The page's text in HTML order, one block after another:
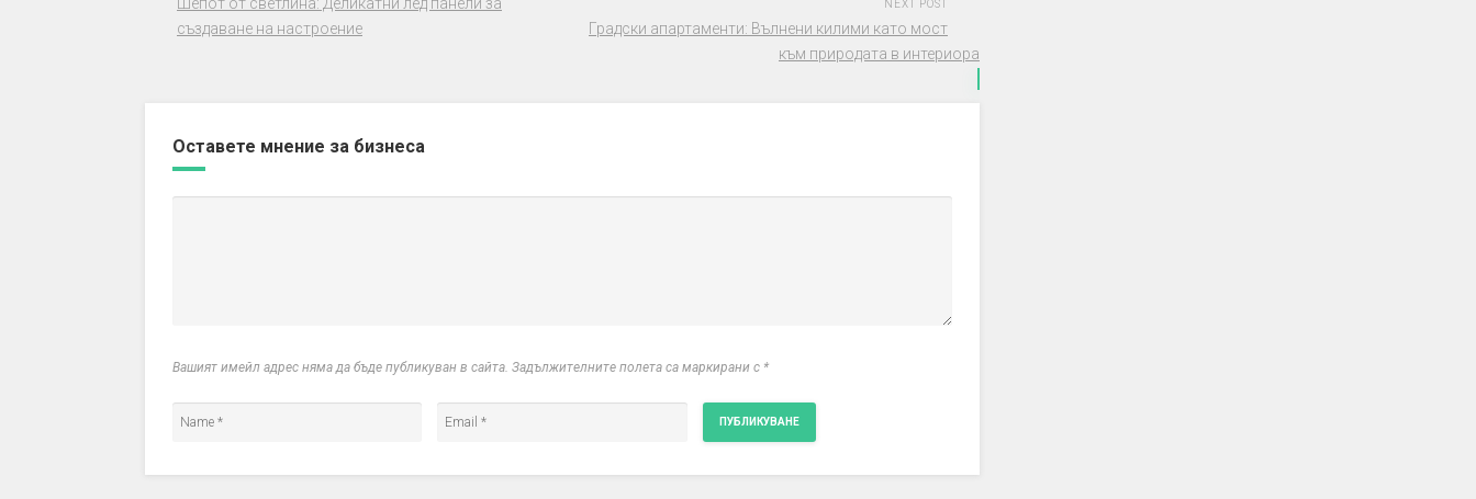
Шепот от светлина: Деликатни лед панели за
създаване на настроение
NEXT POST
Градски апартаменти: Вълнени килими като мост
към природата в интериора
Оставете мнение за бизнеса
Вашият имейл адрес няма да бъде публикуван в сайта. Задължителните полета са маркирани с *